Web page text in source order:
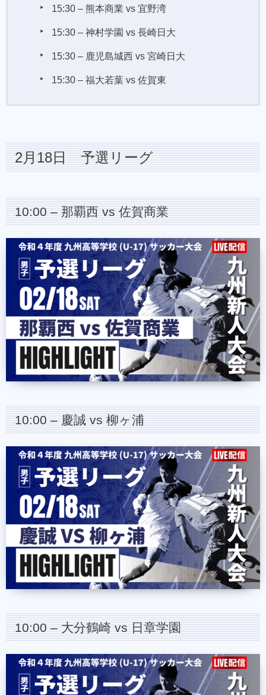
15:30 – 熊本商業 vs 宜野湾
15:30 – 神村学園 vs 長崎日大
15:30 – 鹿児島城西 vs 宮崎日大
15:30 – 福大若葉 vs 佐賀東
2月18日 予選リーグ
10:00 – 那覇西 vs 佐賀商業
10:00 – 慶誠 vs 柳ヶ浦
10:00 – 大分鶴崎 vs 日章学園